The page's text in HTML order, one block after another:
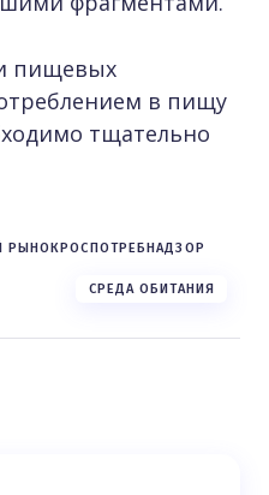
пищевых
в пищу
тщательно
РЫНОК РОСПОТРЕБНАДЗОР
СРЕДА ОБИТАНИЯ